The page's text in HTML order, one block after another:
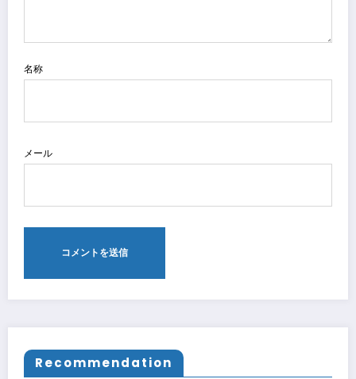
名称
メール
Recommendation